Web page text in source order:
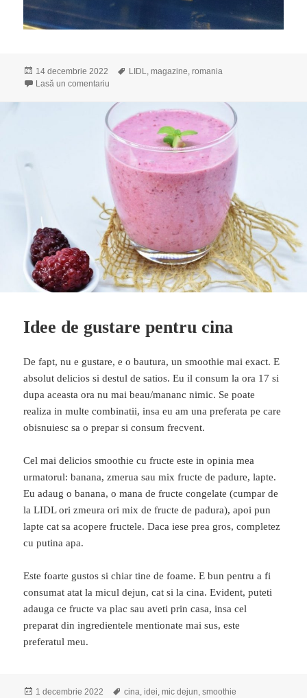
Publicat
pe
14 decembrie 2022 Etichete
LIDL,magazine,romania
Lasă un comentariu
Idee de gustare pentru cina
De fapt, nu e gustare, e o bautura, un smoothie mai exact. E
absolut delicios si destul de satios. Eu il consum la ora 17 si
dupa aceasta ora nu mai beau/mananc nimic. Se poate
realiza in multe combinatii, insa eu am una preferata pe care
obisnuiesc sa o prepar si consum frecvent.
Cel mai delicios smoothie cu fructe este in opinia mea
urmatorul: banana, zmerua sau mix fructe de padure, lapte.
Eu adaug o banana, o mana de fructe congelate (cumpar de
la LIDL ori zmeura ori mix de fructe de padura), apoi pun
lapte cat sa acopere fructele. Daca iese prea gros, completez
cu putina apa.
Este foarte gustos si chiar tine de foame. E bun pentru a fi
consumat atat la micul dejun, cat si la cina. Evident, puteti
adauga ce fructe va plac sau aveti prin casa, insa cel
preparat din ingredientele mentionate mai sus, este
preferatul meu.
Publicat
1 decembrie 2022 Etichete
cina,idei,mic dejun,smoothie